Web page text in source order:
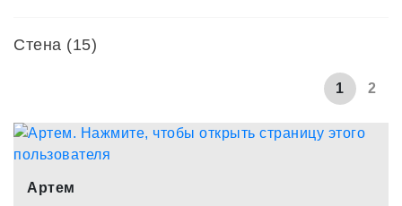
Стена (15)
1 2
Артем